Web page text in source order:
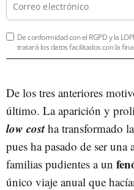
De conformidad con el RGPD y la
tratará los datos facilitados con la
De los tres anteriores
último. La aparición y
low costha transformado
pues ha pasado de ser
familias pudientes a un
único viaje anual que